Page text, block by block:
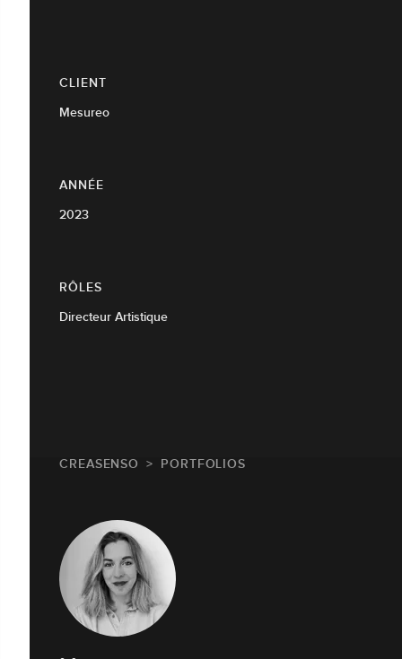
CLIENT
Mesureo
ANNÉE
2023
RÔLES
Directeur Artistique
CREASENSO PORTFOLIOS